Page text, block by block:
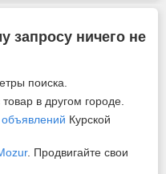
запросу ничего не
поиска.
в другом городе.
объявлений Курской
. Продвигайте свои